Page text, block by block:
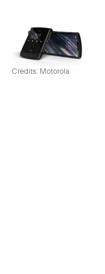
Credits: Motorola